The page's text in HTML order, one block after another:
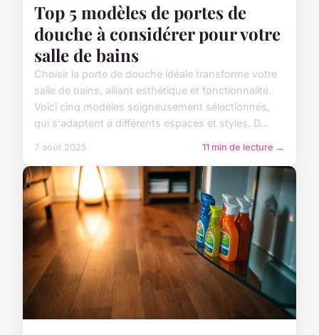
Top 5 modèles de portes de
douche à considérer pour votre
salle de bains
Choisir la porte de douche idéale transforme votre
salle de bains, alliant esthétique et fonctionnalité.
Voici cinq modèles soigneusement sélectionnés,
qui s'adaptent à différents espaces et styles. D...
7 août 2025 11 min de lecture →